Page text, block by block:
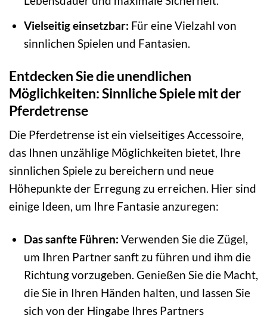
Vielseitig einsetzbar: Für eine Vielzahl von
sinnlichen Spielen und Fantasien.
Entdecken Sie die unendlichen
Möglichkeiten: Sinnliche Spiele mit der
Pferdetrense
Die Pferdetrense ist ein vielseitiges Accessoire,
das Ihnen unzählige Möglichkeiten bietet, Ihre
sinnlichen Spiele zu bereichern und neue
Höhepunkte der Erregung zu erreichen. Hier sind
einige Ideen, um Ihre Fantasie anzuregen:
Das sanfte Führen: Verwenden Sie die Zügel,
um Ihren Partner sanft zu führen und ihm die
Richtung vorzugeben. Genießen Sie die Macht,
die Sie in Ihren Händen halten, und lassen Sie
sich von der Hingabe Ihres Partners